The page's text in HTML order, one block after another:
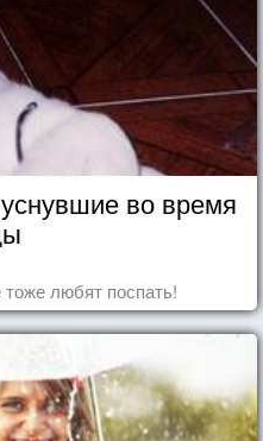
во время
любят поспать!